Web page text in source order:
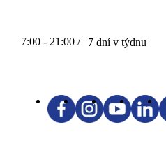
7:00 - 21:00 / 7 dní v týdnu